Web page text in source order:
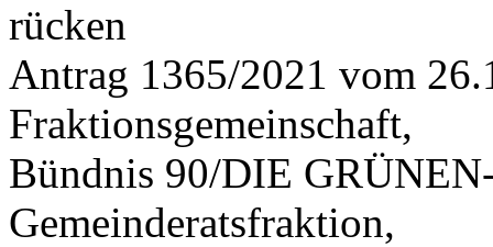
rücken
Antrag 1365/2021 vom
Fraktionsgemeinschaft,
Bündnis 90/DIE
Gemeinderatsfraktion,